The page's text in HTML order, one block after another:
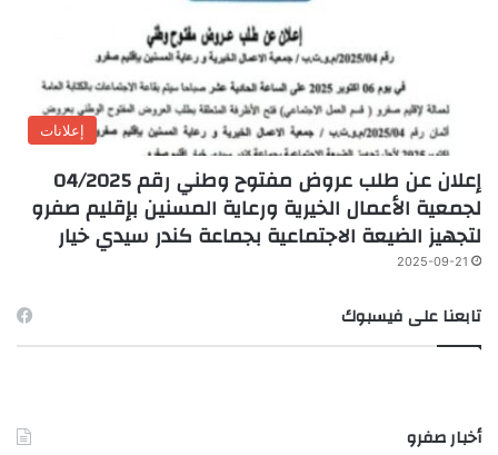
إعلانات
إعلان عن طلب عروض مفتوح وطني رقم 04/2025
لجمعية الأعمال الخيرية ورعاية المسنين بإقليم صفرو
لتجهيز الضيعة الاجتماعية بجماعة كندر سيدي خيار
2025-09-21
تابعنا على فيسبوك
أخبار صفرو